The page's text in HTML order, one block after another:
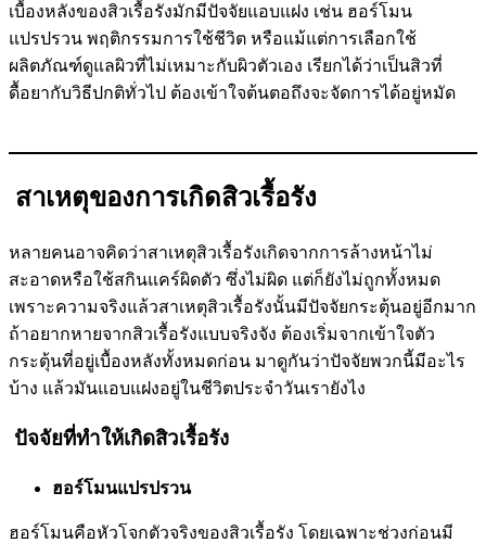
เบื้องหลังของสิวเรื้อรังมักมีปัจจัยแอบแฝง เช่น ฮอร์โมน
แปรปรวน พฤติกรรมการใช้ชีวิต หรือแม้แต่การเลือกใช้
ผลิตภัณฑ์ดูแลผิวที่ไม่เหมาะกับผิวตัวเอง เรียกได้ว่าเป็นสิวที่
ดื้อยากับวิธีปกติทั่วไป ต้องเข้าใจต้นตอถึงจะจัดการได้อยู่หมัด
สาเหตุของการเกิดสิวเรื้อรัง
หลายคนอาจคิดว่าสาเหตุสิวเรื้อรังเกิดจากการล้างหน้าไม่
สะอาดหรือใช้สกินแคร์ผิดตัว ซึ่งไม่ผิด แต่ก็ยังไม่ถูกทั้งหมด
เพราะความจริงแล้วสาเหตุสิวเรื้อรังนั้นมีปัจจัยกระตุ้นอยู่อีกมาก
ถ้าอยากหายจากสิวเรื้อรังแบบจริงจัง ต้องเริ่มจากเข้าใจตัว
กระตุ้นที่อยู่เบื้องหลังทั้งหมดก่อน มาดูกันว่าปัจจัยพวกนี้มีอะไร
บ้าง แล้วมันแอบแฝงอยู่ในชีวิตประจำวันเรายังไง
ปัจจัยที่ทำให้เกิดสิวเรื้อรัง
ฮอร์โมนแปรปรวน
ฮอร์โมนคือหัวโจกตัวจริงของสิวเรื้อรัง โดยเฉพาะช่วงก่อนมี